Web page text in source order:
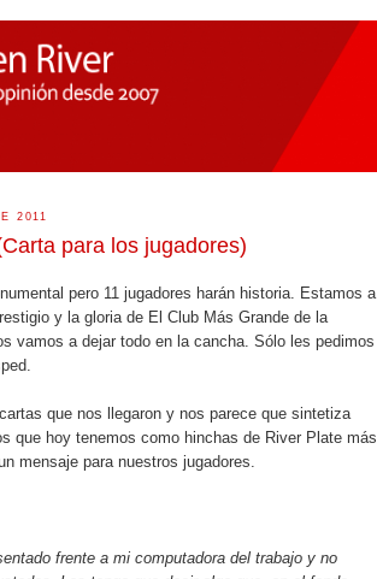
2011
para los jugadores)
pero 11 jugadores harán historia. Estamos a
y la gloria de El Club Más Grande de la
vamos a dejar todo en la cancha. Sólo les pedimos
que nos llegaron y nos parece que sintetiza
que hoy tenemos como hinchas de River Plate más
mensaje para nuestros jugadores.
frente a mi computadora del trabajo y no